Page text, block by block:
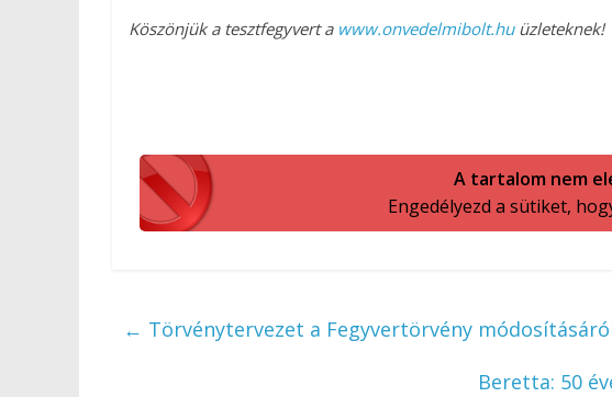
Köszönjük a tesztfegyvert a www.onvedelmibolt.huüzleteknek!
A tartalom nem
Engedélyezd a sütiket,
← Törvénytervezet a Fegyvertörvény
Beretta: 50